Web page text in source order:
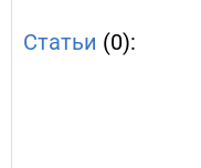
Статьи (0):